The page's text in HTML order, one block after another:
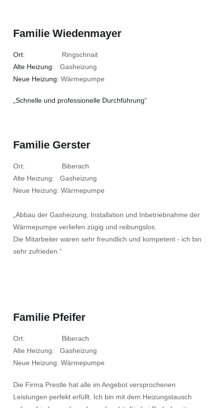
Familie Wiedenmayer
Ort: Ringschnait
Alte Heizung: Gasheizung
Neue Heizung: Wärmepumpe
„Schnelle und professionelle Durchführung“
Familie Gerster
Ort: Biberach
Alte Heizung: Gasheizung
Neue Heizung: Wärmepumpe
„Abbau der Gasheizung, Installation und Inbetriebnahme der
Wärmepumpe verliefen zügig und reibungslos.
Die Mitarbeiter waren sehr freundlich und kompetent - ich bin
sehr zufrieden.“
Familie Pfeifer
Ort: Biberach
Alte Heizung: Gasheizung
Neue Heizung: Wärmepumpe
Die Firma Prestle hat alle im Angebot versprochenen
Leistungen perfekt erfüllt. Ich bin mit dem Heizungstausch